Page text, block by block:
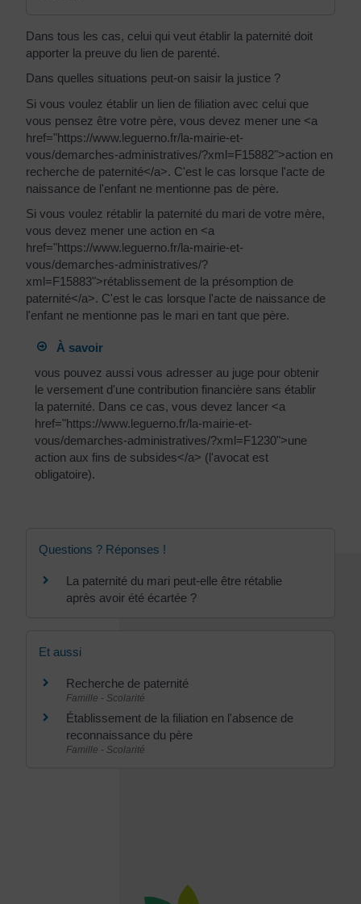
Dans tous les cas, celui qui veut établir la paternité doit
apporter la preuve du lien de parenté.
Dans quelles situations peut-on saisir la justice ?
Si vous voulez établir un lien de filiation avec celui que
vous pensez être votre père, vous devez mener une <a
href="https://www.leguerno.fr/la-mairie-et-
vous/demarches-administratives/?xml=F15882">action en
recherche de paternité</a>. C'est le cas lorsque l'acte de
naissance de l'enfant ne mentionne pas de père.
Si vous voulez rétablir la paternité du mari de votre mère,
vous devez mener une action en <a
href="https://www.leguerno.fr/la-mairie-et-
vous/demarches-administratives/?
xml=F15883">rétablissement de la présomption de
paternité</a>. C'est le cas lorsque l'acte de naissance de
l'enfant ne mentionne pas le mari en tant que père.
À savoir
vous pouvez aussi vous adresser au juge pour obtenir
le versement d'une contribution financière sans établir
la paternité. Dans ce cas, vous devez lancer <a
href="https://www.leguerno.fr/la-mairie-et-
vous/demarches-administratives/?xml=F1230">une
action aux fins de subsides</a> (l'avocat est
obligatoire).
Questions ? Réponses !
La paternité du mari peut-elle être rétablie
après avoir été écartée ?
Et aussi
Recherche de paternité
Famille - Scolarité
Établissement de la filiation en l'absence de
reconnaissance du père
Famille - Scolarité